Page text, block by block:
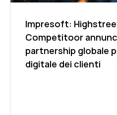
Impresoft:
Competitoor
partnership globale
digitale dei clienti